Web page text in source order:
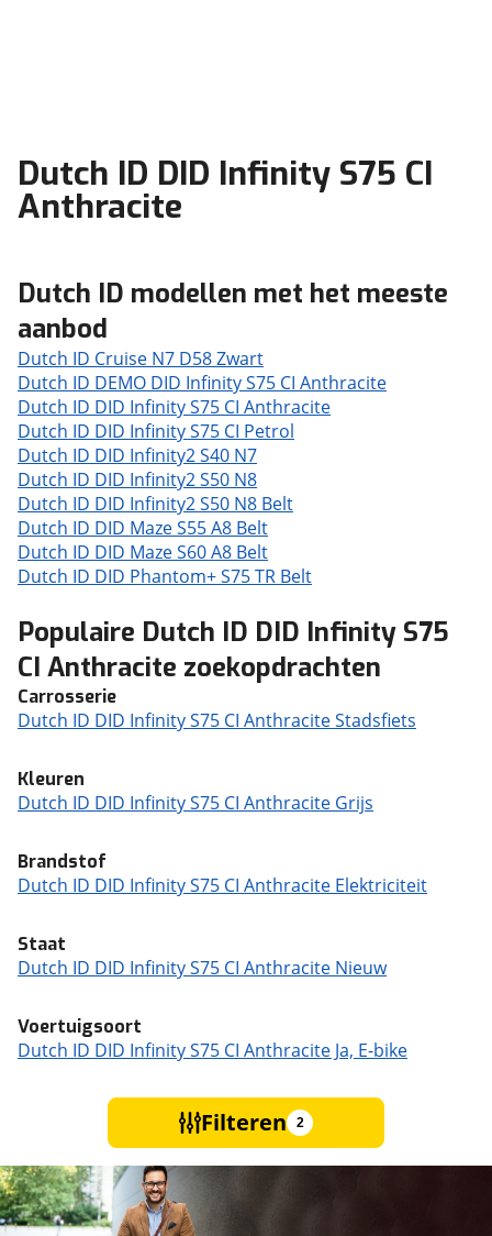
Dutch ID DID Infinity S75 CI
Anthracite
Dutch ID modellen met het meeste
aanbod
Dutch ID Cruise N7 D58 Zwart
Dutch ID DEMO DID Infinity S75 CI Anthracite
Dutch ID DID Infinity S75 CI Anthracite
Dutch ID DID Infinity S75 CI Petrol
Dutch ID DID Infinity2 S40 N7
Dutch ID DID Infinity2 S50 N8
Dutch ID DID Infinity2 S50 N8 Belt
Dutch ID DID Maze S55 A8 Belt
Dutch ID DID Maze S60 A8 Belt
Dutch ID DID Phantom+ S75 TR Belt
Populaire Dutch ID DID Infinity S75
CI Anthracite zoekopdrachten
Carrosserie
Dutch ID DID Infinity S75 CI Anthracite Stadsfiets
Kleuren
Dutch ID DID Infinity S75 CI Anthracite Grijs
Brandstof
Dutch ID DID Infinity S75 CI Anthracite Elektriciteit
Staat
Dutch ID DID Infinity S75 CI Anthracite Nieuw
Voertuigsoort
Dutch ID DID Infinity S75 CI Anthracite Ja, E-bike
Filteren 2